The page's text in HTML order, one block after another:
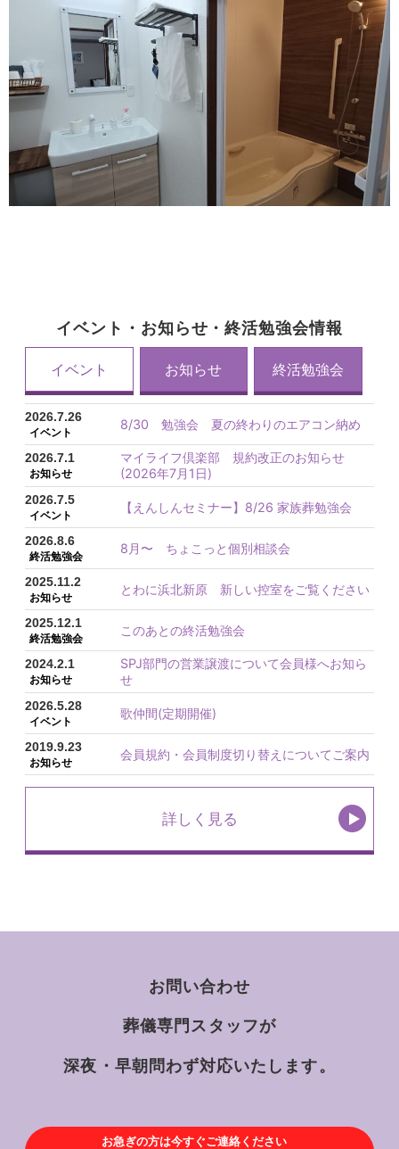
イベント・お知らせ・終活勉強会情報
イベント お知らせ 終活勉強会
2026.7.26
イベント
8/30 勉強会 夏の終わりのエアコン納め
2026.7.1
お知らせ
マイライフ倶楽部 規約改正のお知らせ
(2026年7月1日)
2026.7.5
イベント
【えんしんセミナー】8/26 家族葬勉強会
2026.8.6
終活勉強会
8月〜 ちょこっと個別相談会
2025.11.2
お知らせ
とわに浜北新原 新しい控室をご覧ください
2025.12.1
終活勉強会
このあとの終活勉強会
2024.2.1
お知らせ
SPJ部門の営業譲渡について会員様へお知ら
せ
2026.5.28
イベント
歌仲間(定期開催)
2019.9.23
お知らせ
会員規約・会員制度切り替えについてご案内
詳しく見る
お問い合わせ
葬儀専門スタッフが
深夜・早朝問わず対応いたします。
お急ぎの方は今すぐご連絡ください